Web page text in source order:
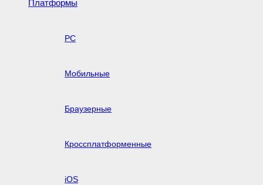
Платформы
PC
Мобильные
Браузерные
Кроссплатформенные
iOS